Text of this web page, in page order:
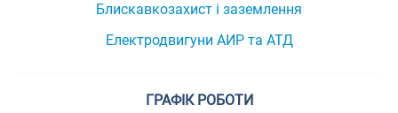
Блискавкозахист і заземлення
Електродвигуни АИР та АТД
ГРАФІК РОБОТИ